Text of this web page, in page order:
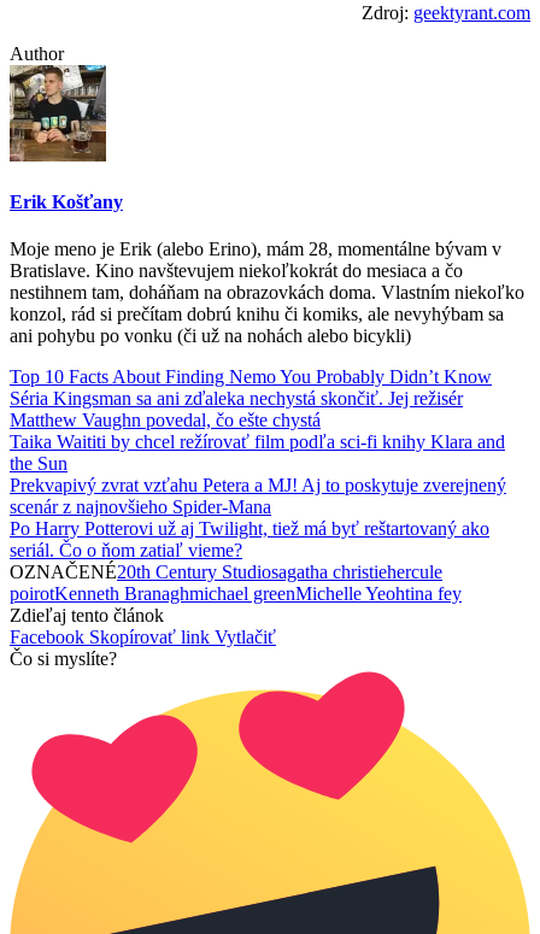
Zdroj: geektyrant.com
Author
Erik Košťany
Moje meno je Erik (alebo Erino), mám 28, momentálne bývam v
Bratislave. Kino navštevujem niekoľkokrát do mesiaca a čo
nestihnem tam, doháňam na obrazovkách doma. Vlastním niekoľko
konzol, rád si prečítam dobrú knihu či komiks, ale nevyhýbam sa
ani pohybu po vonku (či už na nohách alebo bicykli)
Top 10 Facts About Finding Nemo You Probably Didn’t Know
Séria Kingsman sa ani zďaleka nechystá skončiť. Jej režisér
Matthew Vaughn povedal, čo ešte chystá
Taika Waititi by chcel režírovať film podľa sci-fi knihy Klara and
the Sun
Prekvapivý zvrat vzťahu Petera a MJ! Aj to poskytuje zverejnený
scenár z najnovšieho Spider-Mana
Po Harry Potterovi už aj Twilight, tiež má byť reštartovaný ako
seriál. Čo o ňom zatiaľ vieme?
OZNAČENÉ20th Century Studiosagatha christiehercule
poirotKenneth Branaghmichael greenMichelle Yeohtina fey
Zdieľaj tento článok
Facebook Skopírovať link Vytlačiť
Čo si myslíte?